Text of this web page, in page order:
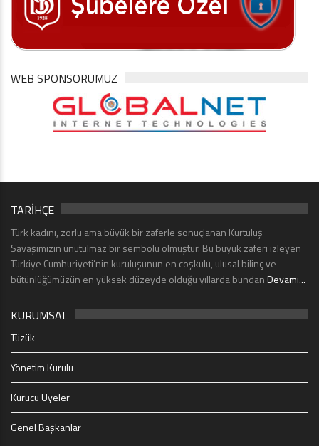
WEB SPONSORUMUZ
TARİHÇE
Türk kadını, zorlu ama büyük bir zaferle sonuçlanan Kurtuluş
Savaşımızın unutulmaz bir sembolü olmuştur. Bu büyük zaferi izleyen
Türkiye Cumhuriyeti’nin kuruluşunun en coşkulu, ulusal bilinç ve
bütünlüğümüzün en yüksek düzeyde olduğu yıllarda bundanDevamı...
KURUMSAL
Tüzük
Yönetim Kurulu
Kurucu Üyeler
Genel Başkanlar